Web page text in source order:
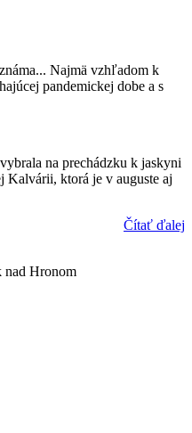
Najmä vzhľadom k
pandemickej dobe a s
na prechádzku k jaskyni
Kalvárii, ktorá je v auguste aj
Čítať ďalej
nad Hronom